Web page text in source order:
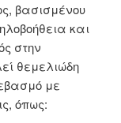
βασισμένου
και
στην
θεμελιώδη
με
όπως: